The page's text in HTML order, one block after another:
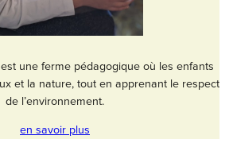
est une ferme pédagogique où les enfants
et la nature, tout en apprenant le respect
de l’environnement.
en savoir plus